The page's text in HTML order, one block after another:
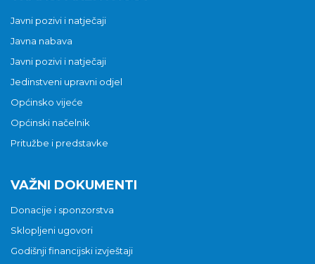
Javni pozivi i natječaji
Javna nabava
Javni pozivi i natječaji
Jedinstveni upravni odjel
Općinsko vijeće
Općinski načelnik
Pritužbe i predstavke
VAŽNI DOKUMENTI
Donacije i sponzorstva
Sklopljeni ugovori
Godišnji financijski izvještaji